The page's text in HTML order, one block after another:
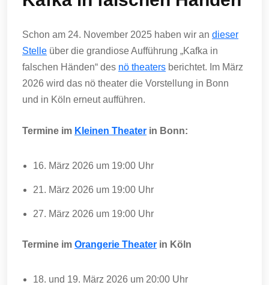
Schon am 24. November 2025 haben wir an dieser
Stelle über die grandiose Aufführung „Kafka in
falschen Händen“ des nö theaters berichtet. Im März
2026 wird das nö theater die Vorstellung in Bonn
und in Köln erneut aufführen.
Termine im Kleinen Theater in Bonn:
16. März 2026 um 19:00 Uhr
21. März 2026 um 19:00 Uhr
27. März 2026 um 19:00 Uhr
Termine im Orangerie Theater in Köln
18. und 19. März 2026 um 20:00 Uhr